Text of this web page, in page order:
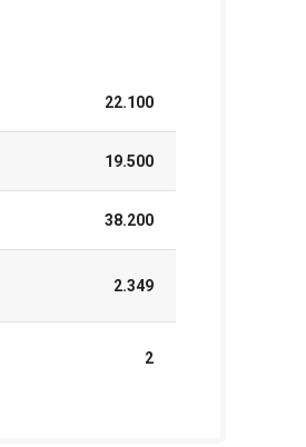
22.100
19.500
38.200
2.349
2